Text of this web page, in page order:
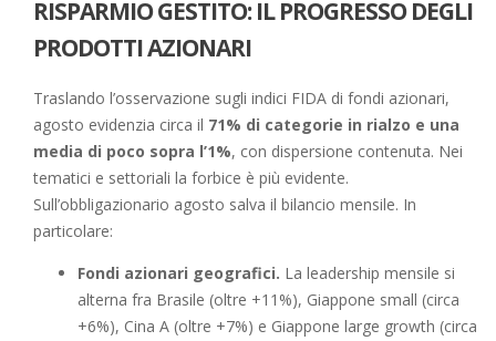
RISPARMIO GESTITO: IL PROGRESSO DEGLI
PRODOTTI AZIONARI
Traslando l’osservazione sugli indici FIDA di fondi azionari,
agosto evidenzia circa il 71% di categorie in rialzo e una
media di poco sopra l’1%, con dispersione contenuta. Nei
tematici e settoriali la forbice è più evidente.
Sull’obbligazionario agosto salva il bilancio mensile. In
particolare:
Fondi azionari geografici. La leadership mensile si
alterna fra Brasile (oltre +11%), Giappone small (circa
+6%), Cina A (oltre +7%) e Giappone large growth (circa